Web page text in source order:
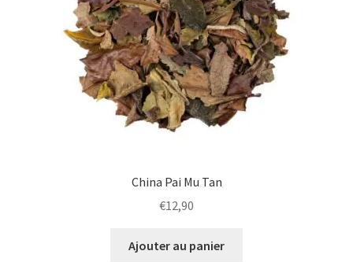
China Pai Mu Tan
€12,90
Ajouter au panier